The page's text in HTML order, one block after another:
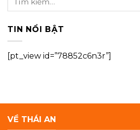
TIN NỔI BẬT
[pt_view id=”78852c6n3r”]
VỀ THÁI AN